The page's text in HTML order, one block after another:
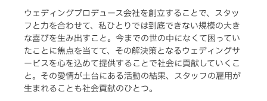
ウェディングプロデュース会社を創立することで、スタッ
フと力を合わせて、私ひとりでは到底できない規模の大き
な喜びを生み出すこと。今までの世の中になくて困ってい
たことに焦点を当てて、その解決策となるウェディングサ
ービスを心を込めて提供することで社会に貢献していくこ
と。その愛情が土台にある活動の結果、スタッフの雇用が
生まれることも社会貢献のひとつ。